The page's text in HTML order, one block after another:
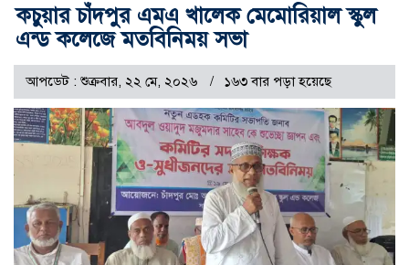
কচুয়ার চাঁদপুর এমএ খালেক মেমোরিয়াল স্কুল
এন্ড কলেজে মতবিনিময় সভা
আপডেট : শুক্রবার, ২২ মে, ২০২৬ ১৬৩ বার পড়া হয়েছে